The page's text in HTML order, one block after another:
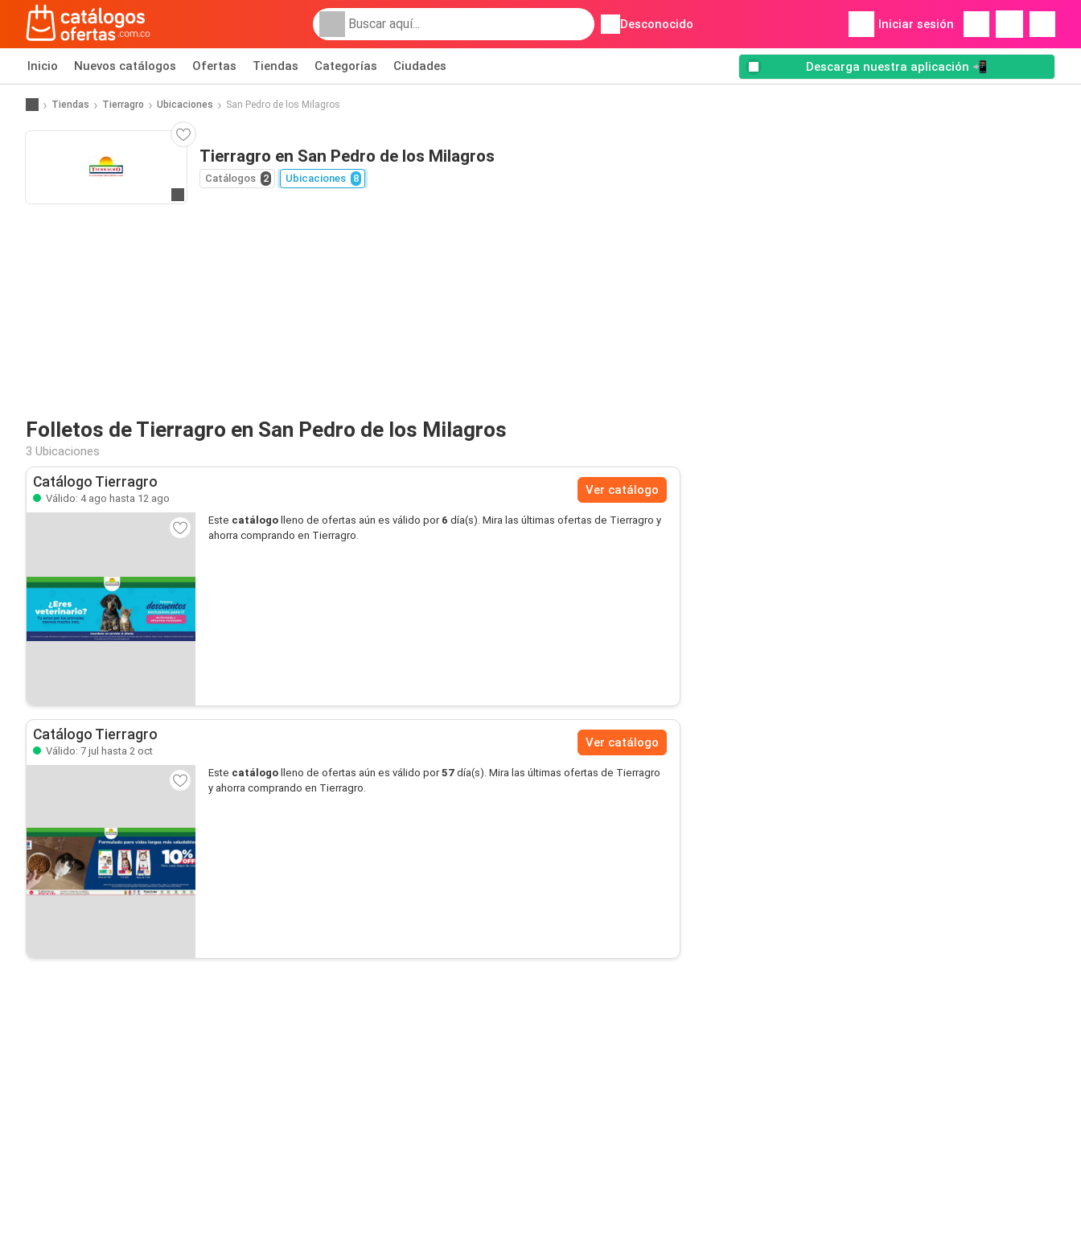
Desconocido Iniciar sesión
Inicio Nuevos catálogos Ofertas Tiendas Categorías Ciudades Descarga nuestra aplicación 📲
Tiendas Tierragro Ubicaciones San Pedro de los Milagros
Tierragro en San Pedro de los Milagros
Catálogos 2 Ubicaciones 8
Folletos de Tierragro en San Pedro de los Milagros
3 Ubicaciones
Catálogo Tierragro
Válido: 4 ago hasta 12 ago
Ver catálogo
Este catálogo lleno de ofertas aún es válido por 6 día(s). Mira las últimas ofertas de Tierragro y
ahorra comprando en Tierragro.
Catálogo Tierragro
Válido: 7 jul hasta 2 oct
Ver catálogo
Este catálogo lleno de ofertas aún es válido por57 día(s). Mira las últimas ofertas de Tierragro
y ahorra comprando en Tierragro.